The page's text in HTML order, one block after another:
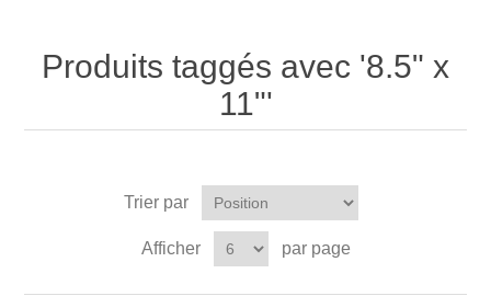
Produits taggés avec '8.5" x
11"'
Trier par
Afficher par page